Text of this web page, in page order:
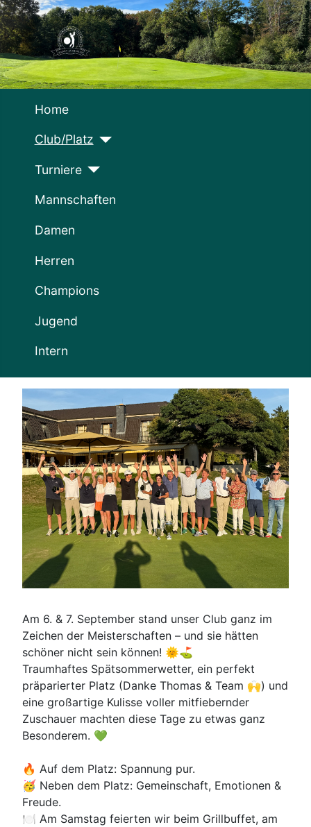
Home
Club/Platz
Turniere
Mannschaften
Damen
Herren
Champions
Jugend
Intern
Am 6. & 7. September stand unser Club ganz im
Zeichen der Meisterschaften – und sie hätten
schöner nicht sein können! 🌞⛳
Traumhaftes Spätsommerwetter, ein perfekt
präparierter Platz (Danke Thomas & Team 🙌) und
eine großartige Kulisse voller mitfiebernder
Zuschauer machten diese Tage zu etwas ganz
Besonderem. 💚
🔥 Auf dem Platz: Spannung pur.
🥳 Neben dem Platz: Gemeinschaft, Emotionen &
Freude.
🍽️ Am Samstag feierten wir beim Grillbuffet, am